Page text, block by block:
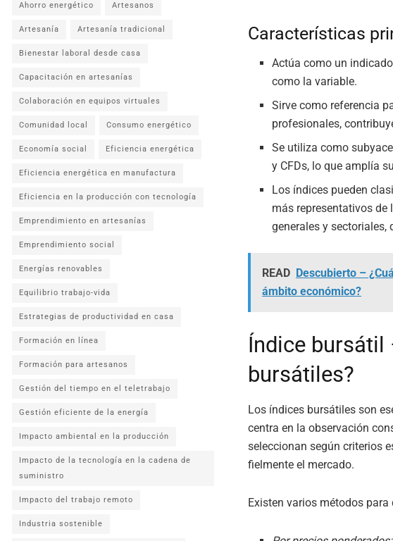
Características
Actúa como un
como la variable.
Sirve como referencia
profesionales,
Se utiliza como
y CFDs, lo que amplía
Los índices pueden
más representativos
generales y sectoriales,
READ Descubierto –
ámbito económico?
Índice
bursátiles?
Los índices bursátiles son
centra en la observación
seleccionan según criterios
fielmente el mercado.
Existen varios métodos para
Ahorro energético Artesanos
Artesanía Artesanía tradicional
Bienestar laboral desde casa
Capacitación en artesanías
Colaboración en equipos virtuales
Comunidad local Consumo energético
Economía social Eficiencia energética
Eficiencia energética en manufactura
Eficiencia en la producción con tecnología
Emprendimiento en artesanías
Emprendimiento social
Energías renovables
Equilibrio trabajo-vida
Estrategias de productividad en casa
Formación en línea
Formación para artesanos
Gestión del tiempo en el teletrabajo
Gestión eficiente de la energía
Impacto ambiental en la producción
Impacto de la tecnología en la cadena de
suministro
Impacto del trabajo remoto
Industria sostenible